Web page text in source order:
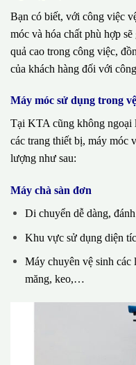
Bạn có biết, với công việc
móc và hóa chất phù hợp
quả cao trong công việc,
của khách hàng đối với
Máy móc sử dụng trong
Tại KTA cũng không ngoại
các trang thiết bị, máy móc
lượng như sau:
Máy chà sàn đơn
Di chuyển dễ dàng,
Khu vực sử dụng diện
Máy chuyên vệ sinh
măng, keo,…